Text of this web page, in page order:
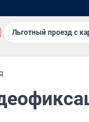
Льготный проезд с